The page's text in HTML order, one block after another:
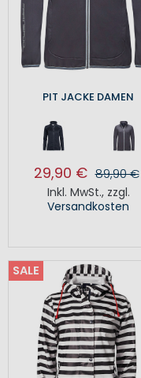
PIT JACKE DAMEN
29,90 € 89,90 €
Inkl. MwSt., zzgl.
Versandkosten
SALE